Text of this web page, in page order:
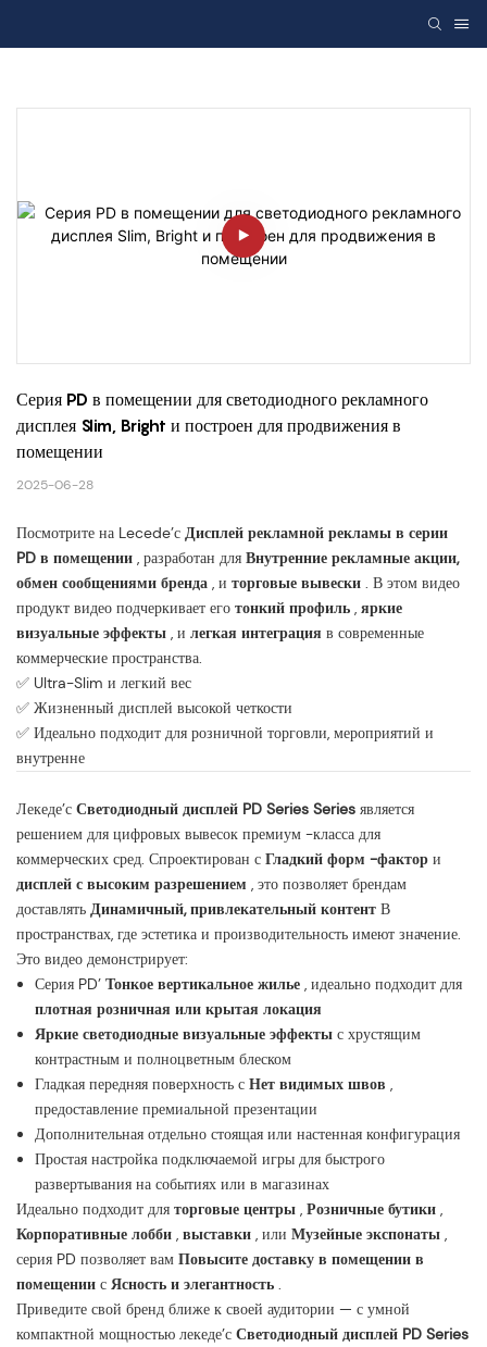
Серия PD в помещении для светодиодного рекламного
дисплея Slim, Bright и построен для продвижения в
помещении
2025-06-28
Посмотрите на Lecede’с Дисплей рекламной рекламы в серии
PD в помещении , разработан для Внутренние рекламные акции,
обмен сообщениями бренда , и торговые вывески . В этом видео
продукт видео подчеркивает его тонкий профиль , яркие
визуальные эффекты , и легкая интеграция в современные
коммерческие пространства.
✅ Ultra-Slim и легкий вес
✅ Жизненный дисплей высокой четкости
✅ Идеально подходит для розничной торговли, мероприятий и
внутренне
Лекеде’с Светодиодный дисплей PD Series Series является
решением для цифровых вывесок премиум -класса для
коммерческих сред. Спроектирован с Гладкий форм -фактор и
дисплей с высоким разрешением , это позволяет брендам
доставлять Динамичный, привлекательный контент В
пространствах, где эстетика и производительность имеют значение.
Это видео демонстрирует:
Серия PD’ Тонкое вертикальное жилье , идеально подходит для
плотная розничная или крытая локация
Яркие светодиодные визуальные эффекты с хрустящим
контрастным и полноцветным блеском
Гладкая передняя поверхность с Нет видимых швов ,
предоставление премиальной презентации
Дополнительная отдельно стоящая или настенная конфигурация
Простая настройка подключаемой игры для быстрого
развертывания на событиях или в магазинах
Идеально подходит для торговые центры , Розничные бутики ,
Корпоративные лобби , выставки , или Музейные экспонаты ,
серия PD позволяет вам Повысите доставку в помещении в
помещении с Ясность и элегантность .
Приведите свой бренд ближе к своей аудитории — с умной
компактной мощностью лекеде’с Светодиодный дисплей PD Series